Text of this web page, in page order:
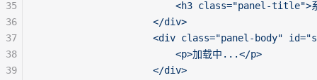
<h3 class="panel-title">
                    </div>
<div class="panel-body"
                        <p>加载中...</p>
                    </div>
35
36
37
38
39